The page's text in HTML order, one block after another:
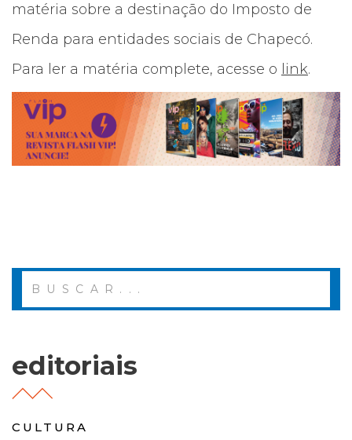
matéria sobre a destinação do Imposto de
Renda para entidades sociais de Chapecó.
Para ler a matéria complete, acesse o link.
editoriais
CULTURA